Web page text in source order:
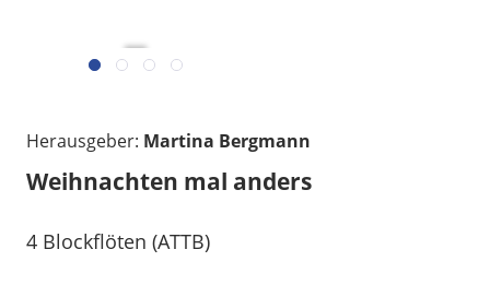
Herausgeber: Martina Bergmann
Weihnachten mal anders
4 Blockflöten (ATTB)